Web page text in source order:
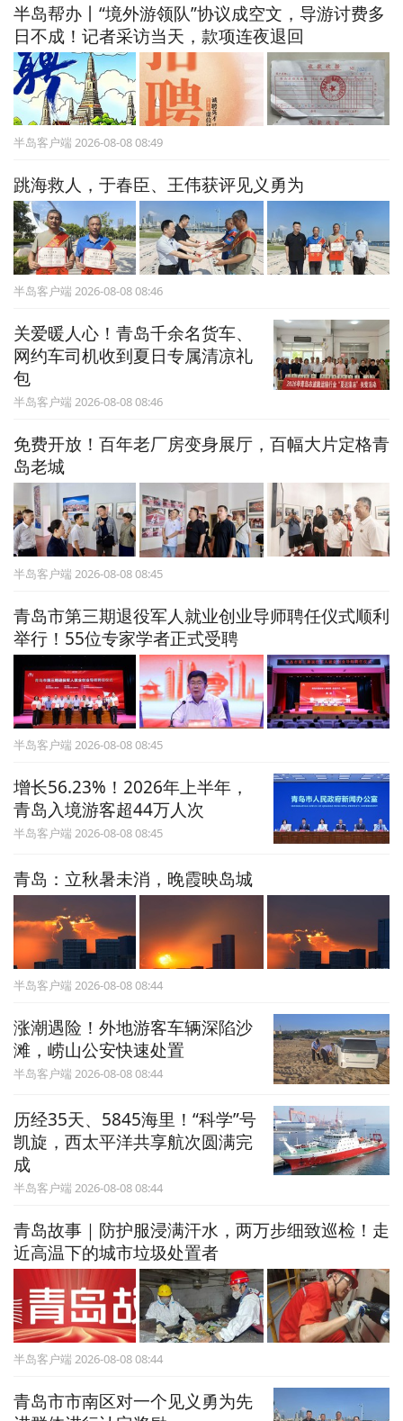
半岛帮办丨“境外游领队”协议成空文，导游讨费多
日不成！记者采访当天，款项连夜退回
半岛客户端 2026-08-08 08:49
跳海救人，于春臣、王伟获评见义勇为
半岛客户端 2026-08-08 08:46
关爱暖人心！青岛千余名货车、
网约车司机收到夏日专属清凉礼
包
半岛客户端 2026-08-08 08:46
免费开放！百年老厂房变身展厅，百幅大片定格青
岛老城
半岛客户端 2026-08-08 08:45
青岛市第三期退役军人就业创业导师聘任仪式顺利
举行！55位专家学者正式受聘
半岛客户端 2026-08-08 08:45
增长56.23%！2026年上半年，
青岛入境游客超44万人次
半岛客户端 2026-08-08 08:45
青岛：立秋暑未消，晚霞映岛城
半岛客户端 2026-08-08 08:44
涨潮遇险！外地游客车辆深陷沙
滩，崂山公安快速处置
半岛客户端 2026-08-08 08:44
历经35天、5845海里！“科学”号
凯旋，西太平洋共享航次圆满完
成
半岛客户端 2026-08-08 08:44
青岛故事｜防护服浸满汗水，两万步细致巡检！走
近高温下的城市垃圾处置者
半岛客户端 2026-08-08 08:44
青岛市市南区对一个见义勇为先